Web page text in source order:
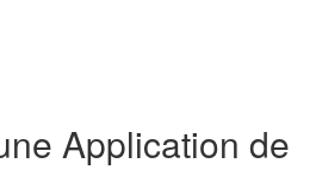
Application de